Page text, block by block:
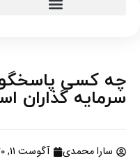
چه کسی
سرمایه گذاران
سارا محمدی آگوست 11, 2020